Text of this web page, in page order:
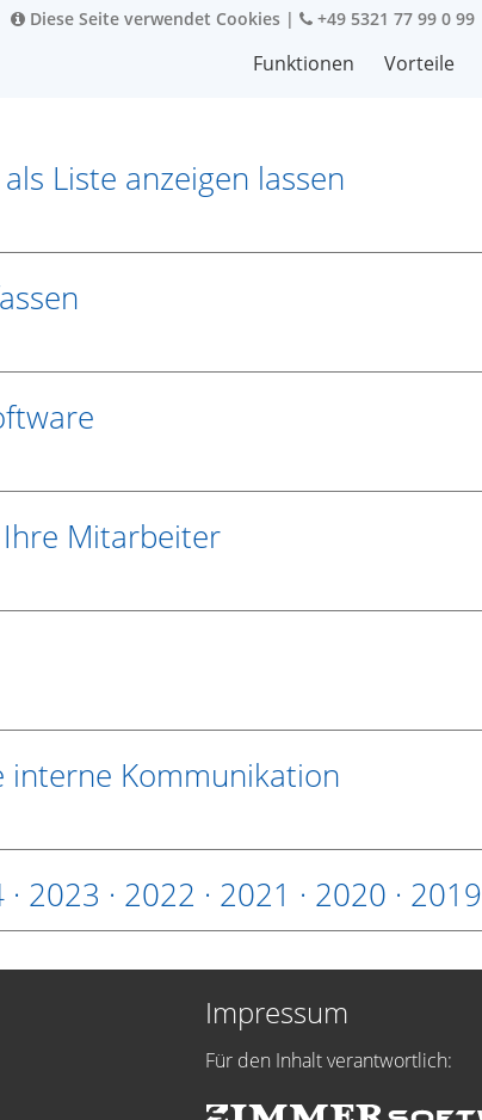
Diese Seite verwendet Cookies | +49 5321 77 99 0 99
Funktionen Vorteile
Liste anzeigen lassen
Mitarbeiter
interne Kommunikation
· 2023 · 2022 · 2021 · 2020 · 2019
Impressum
Für den Inhalt verantwortlich: